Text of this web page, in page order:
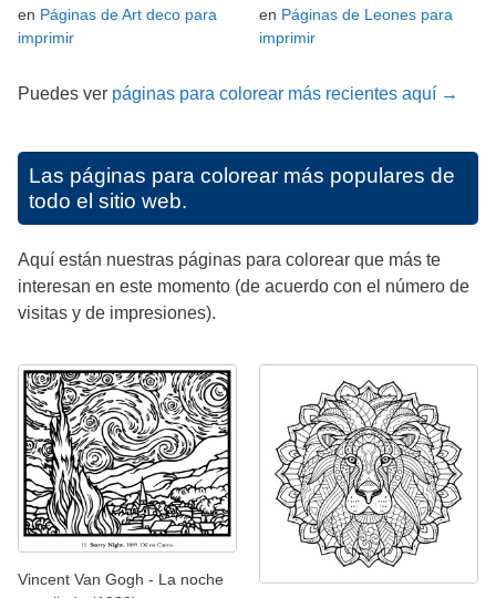
en Páginas de Art deco para
imprimir
en Páginas de Leones para
imprimir
Puedes ver páginas para colorear más recientes aquí →
Las páginas para colorear más populares de
todo el sitio web.
Aquí están nuestras páginas para colorear que más te
interesan en este momento (de acuerdo con el número de
visitas y de impresiones).
Vincent Van Gogh - La noche